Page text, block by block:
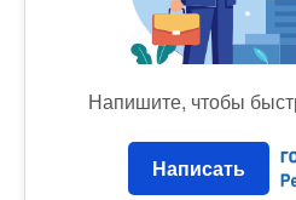
Напишите, чтобы
Написать